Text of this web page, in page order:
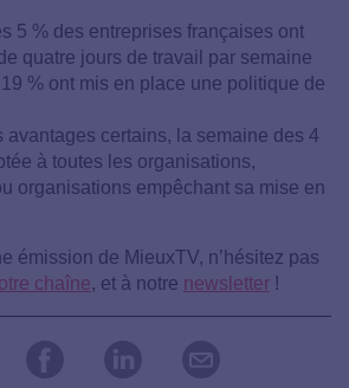
5 % des entreprises françaises ont
quatre jours de travail par semaine
% ont mis en place une politique de
avantages certains, la semaine des 4
à toutes les organisations,
organisations empêchant sa mise en
émission de MieuxTV, n’hésitez pas
chaîne, et à notre newsletter !